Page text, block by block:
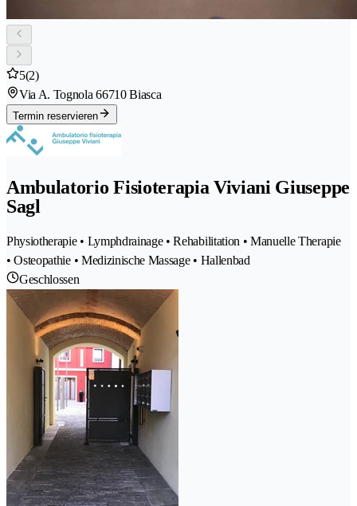
5(2)
Via A. Tognola 66710 Biasca
Termin reservieren
Ambulatorio Fisioterapia Viviani Giuseppe
Sagl
Physiotherapie • Lymphdrainage • Rehabilitation • Manuelle Therapie
• Osteopathie • Medizinische Massage • Hallenbad
Geschlossen